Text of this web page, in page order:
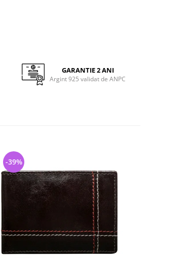
GARANTIE 2 ANI
Argint 925 validat de ANPC
-39%